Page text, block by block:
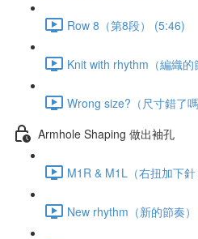
Row 8（第8段） (5:46)
Knit with rhythm（編織
Wrong size?（尺寸錯了
Armhole Shaping 做出袖孔
M1R & M1L（右扭加下
New rhythm（新的節奏